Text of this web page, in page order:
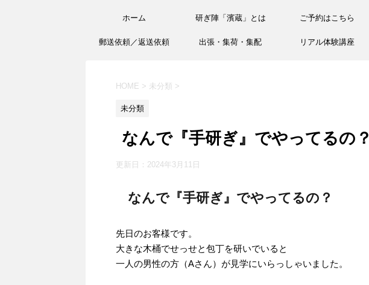
ホーム 研ぎ陣「濱蔵」とは ご予約はこちら
郵送依頼／返送依頼 出張・集荷・集配 リアル体験講座
HOME > 未分類 >
未分類
なんで『手研ぎ』でやってるの？
更新日： 2024年3月11日
なんで『手研ぎ』でやってるの？
先日のお客様です。
大きな木桶でせっせと包丁を研いでいると
一人の男性の方（Aさん）が見学にいらっしゃいました。